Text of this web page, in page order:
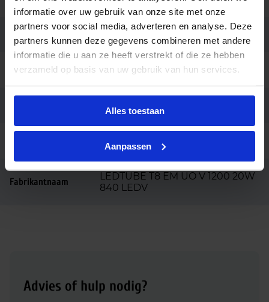
informatie over uw gebruik van onze site met onze
partners voor social media, adverteren en analyse. Deze
partners kunnen deze gegevens combineren met andere
informatie die u aan ze heeft verstrekt of die ze hebben
verzameld op basis van uw gebruik van hun services.
Alles toestaan
Aanpassen
Lengte (mm)
Diameter (mm) 26
Ledvance
4099854038402
Fabrikantnaam
LEDTUBE T8 EM UO V 1200 20W
840 LEDV
Advies of hulp nodig?